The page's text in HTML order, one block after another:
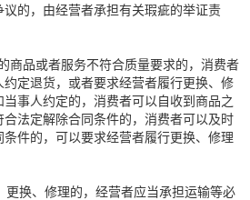
的，由经营者承担有关瑕疵的举证责
品或者服务不符合质量要求的，消费者
定退货，或者要求经营者履行更换、修
事人约定的，消费者可以自收到商品之
合法定解除合同条件的，消费者可以及时
件的，可以要求经营者履行更换、修理
换、修理的，经营者应当承担运输等必